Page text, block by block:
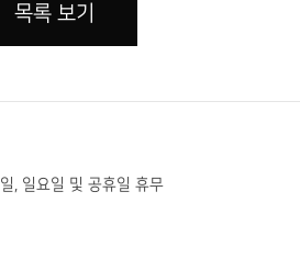
목록 보기
, 일요일 및 공휴일 휴무